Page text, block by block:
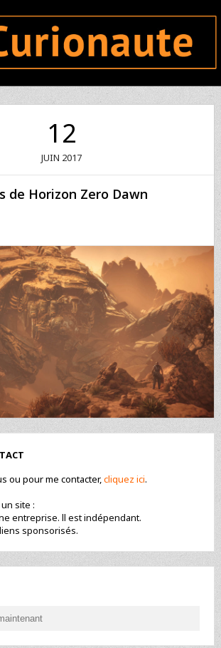
12
JUIN 2017
de Horizon Zero Dawn
ou pour me contacter, cliquez ici.
site :
entreprise. ll est indépendant.
sponsorisés.